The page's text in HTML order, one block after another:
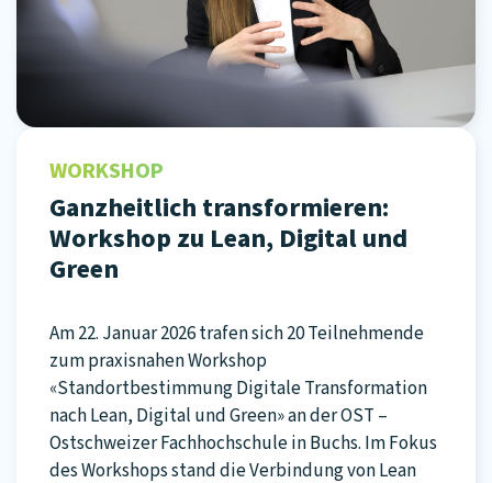
WORKSHOP
Ganzheitlich transformieren:
Workshop zu Lean, Digital und
Green
Am 22. Januar 2026 trafen sich 20 Teilnehmende
zum praxisnahen Workshop
«Standortbestimmung Digitale Transformation
nach Lean, Digital und Green» an der OST –
Ostschweizer Fachhochschule in Buchs. Im Fokus
des Workshops stand die Verbindung von Lean